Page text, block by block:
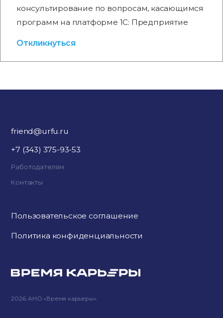
консультирование по вопросам, касающимся
программ на платформе 1С: Предприятие
Откликнуться
friend@urfu.ru
+7 (343) 375-93-53
Работодателям
Контакты
Пользовательское соглашение
Политика конфиденциальности
2026. АНО «Время карьеры».